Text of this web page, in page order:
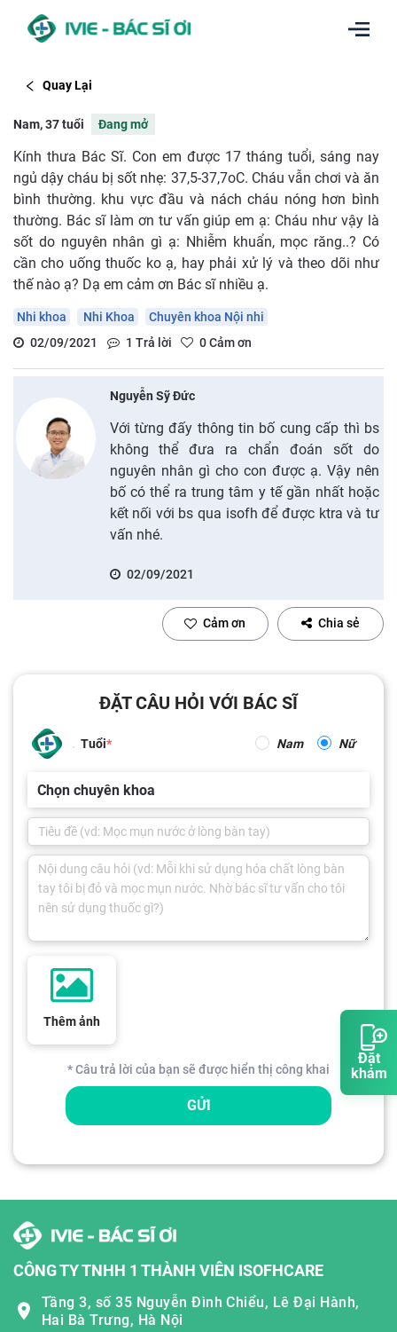
Đặt
khám
Quay Lại
Nam, 37 tuổi Đang mở
Kính thưa Bác Sĩ. Con em được 17 tháng tuổi, sáng nay
ngủ dậy cháu bị sốt nhẹ: 37,5-37,7oC. Cháu vẫn chơi và ăn
bình thường. khu vực đầu và nách cháu nóng hơn bình
thường. Bác sĩ làm ơn tư vấn giúp em ạ: Cháu như vậy là
sốt do nguyên nhân gì ạ: Nhiễm khuẩn, mọc răng..? Có
cần cho uống thuốc ko ạ, hay phải xử lý và theo dõi như
thế nào ạ? Dạ em cảm ơn Bác sĩ nhiều ạ.
Nhi khoa Nhi Khoa
Chuyên khoa Nội nhi
02/09/2021
1 Trả lời 0Cảm ơn
Nguyễn Sỹ Đức
Với từng đấy thông tin bố cung cấp thì bs
không thể đưa ra chẩn đoán sốt do
nguyên nhân gì cho con được ạ. Vậy nên
bố có thể ra trung tâm y tế gần nhất hoặc
kết nối với bs qua isofh để được ktra và tư
vấn nhé.
02/09/2021
Cảm ơn Chia sẻ
ĐẶT CÂU HỎI VỚI BÁC SĨ
Tuổi Nam Nữ
Chọn chuyên khoa
Thêm ảnh
* Câu trả lời của bạn sẽ được hiển thị công khai
GỬI
CÔNG TY TNHH 1 THÀNH VIÊN ISOFHCARE
Tầng 3, số 35 Nguyễn Đình Chiểu, Lê Đại Hành,
Hai Bà Trưng, Hà Nội